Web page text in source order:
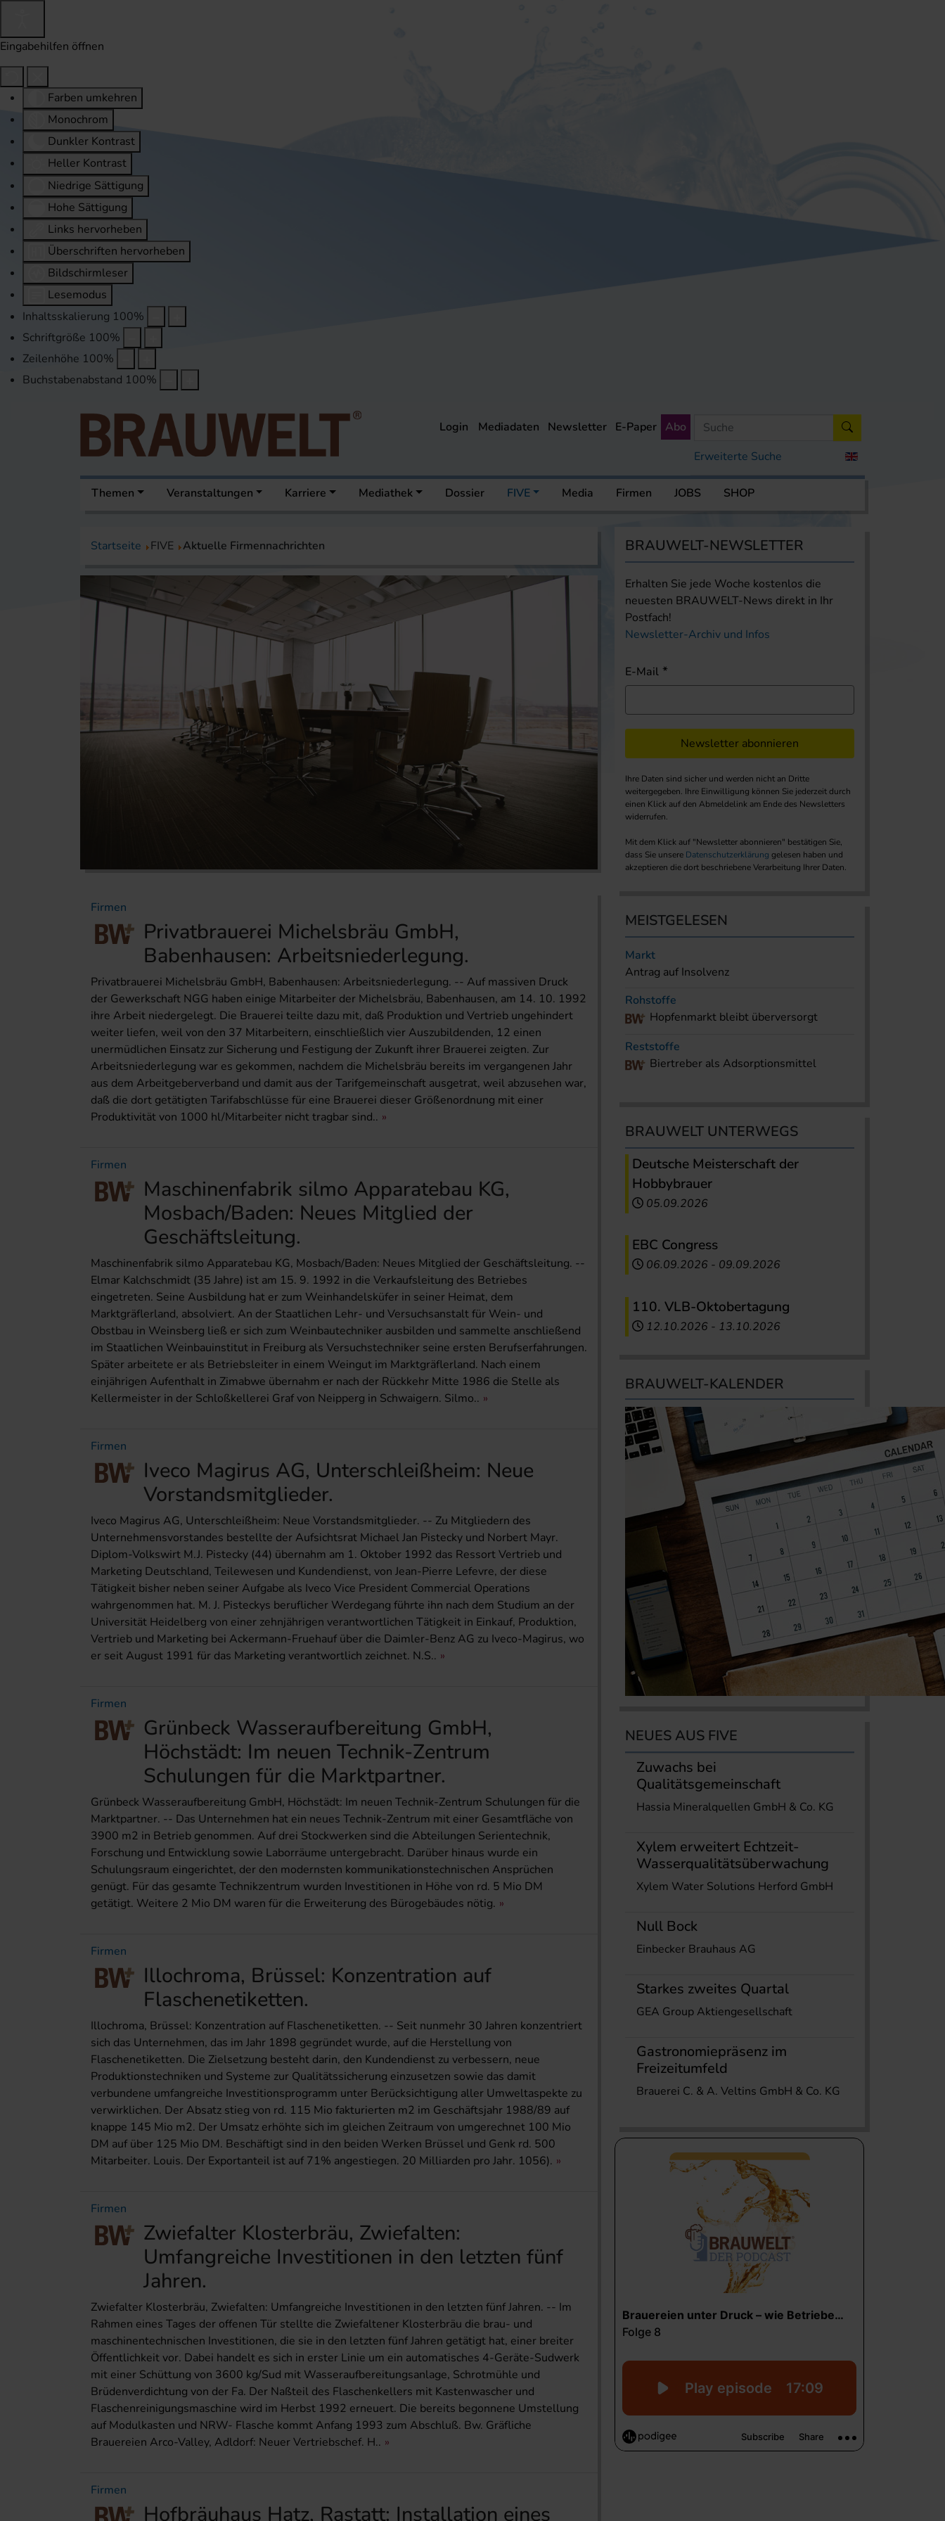
Eingabehilfen öffnen
Farben umkehren
Monochrom
Dunkler Kontrast
Heller Kontrast
Niedrige Sättigung
Hohe Sättigung
Links hervorheben
Überschriften hervorheben
Bildschirmleser
Lesemodus
Inhaltsskalierung 100%
Schriftgröße 100%
Zeilenhöhe 100%
Buchstabenabstand 100%
Erweiterte Suche
Login Mediadaten Newsletter E-Paper Abo
Themen Veranstaltungen Karriere Mediathek Dossier FIVE Media Firmen JOBS SHOP
Startseite FIVE Aktuelle Firmennachrichten
Firmen
Privatbrauerei Michelsbräu GmbH,
Babenhausen: Arbeitsniederlegung.
Privatbrauerei Michelsbräu GmbH, Babenhausen: Arbeitsniederlegung. -- Auf massiven Druck
der Gewerkschaft NGG haben einige Mitarbeiter der Michelsbräu, Babenhausen, am 14. 10. 1992
ihre Arbeit niedergelegt. Die Brauerei teilte dazu mit, daß Produktion und Vertrieb ungehindert
weiter liefen, weil von den 37 Mitarbeitern, einschließlich vier Auszubildenden, 12 einen
unermüdlichen Einsatz zur Sicherung und Festigung der Zukunft ihrer Brauerei zeigten. Zur
Arbeitsniederlegung war es gekommen, nachdem die Michelsbräu bereits im vergangenen Jahr
aus dem Arbeitgeberverband und damit aus der Tarifgemeinschaft ausgetrat, weil abzusehen war,
daß die dort getätigten Tarifabschlüsse für eine Brauerei dieser Größenordnung mit einer
Produktivität von 1000 hl/Mitarbeiter nicht tragbar sind..
Firmen
Maschinenfabrik silmo Apparatebau KG,
Mosbach/Baden: Neues Mitglied der
Geschäftsleitung.
Maschinenfabrik silmo Apparatebau KG, Mosbach/Baden: Neues Mitglied der Geschäftsleitung. --
Elmar Kalchschmidt (35 Jahre) ist am 15. 9. 1992 in die Verkaufsleitung des Betriebes
eingetreten. Seine Ausbildung hat er zum Weinhandelsküfer in seiner Heimat, dem
Marktgräflerland, absolviert. An der Staatlichen Lehr- und Versuchsanstalt für Wein- und
Obstbau in Weinsberg ließ er sich zum Weinbautechniker ausbilden und sammelte anschließend
im Staatlichen Weinbauinstitut in Freiburg als Versuchstechniker seine ersten Berufserfahrungen.
Später arbeitete er als Betriebsleiter in einem Weingut im Marktgräflerland. Nach einem
einjährigen Aufenthalt in Zimabwe übernahm er nach der Rückkehr Mitte 1986 die Stelle als
Kellermeister in der Schloßkellerei Graf von Neipperg in Schwaigern. Silmo..
Firmen
Iveco Magirus AG, Unterschleißheim: Neue
Vorstandsmitglieder.
Iveco Magirus AG, Unterschleißheim: Neue Vorstandsmitglieder. -- Zu Mitgliedern des
Unternehmensvorstandes bestellte der Aufsichtsrat Michael Jan Pistecky und Norbert Mayr.
Diplom-Volkswirt M.J. Pistecky (44) übernahm am 1. Oktober 1992 das Ressort Vertrieb und
Marketing Deutschland, Teilewesen und Kundendienst, von Jean-Pierre Lefevre, der diese
Tätigkeit bisher neben seiner Aufgabe als Iveco Vice President Commercial Operations
wahrgenommen hat. M. J. Pisteckys beruflicher Werdegang führte ihn nach dem Studium an der
Universität Heidelberg von einer zehnjährigen verantwortlichen Tätigkeit in Einkauf, Produktion,
Vertrieb und Marketing bei Ackermann-Fruehauf über die Daimler-Benz AG zu Iveco-Magirus, wo
er seit August 1991 für das Marketing verantwortlich zeichnet. N.S..
Firmen
Grünbeck Wasseraufbereitung GmbH,
Höchstädt: Im neuen Technik-Zentrum
Schulungen für die Marktpartner.
Grünbeck Wasseraufbereitung GmbH, Höchstädt: Im neuen Technik-Zentrum Schulungen für die
Marktpartner. -- Das Unternehmen hat ein neues Technik-Zentrum mit einer Gesamtfläche von
3900 m2 in Betrieb genommen. Auf drei Stockwerken sind die Abteilungen Serientechnik,
Forschung und Entwicklung sowie Laborräume untergebracht. Darüber hinaus wurde ein
Schulungsraum eingerichtet, der den modernsten kommunikationstechnischen Ansprüchen
genügt. Für das gesamte Technikzentrum wurden Investitionen in Höhe von rd. 5 Mio DM
getätigt. Weitere 2 Mio DM waren für die Erweiterung des Bürogebäudes nötig.
Firmen
Illochroma, Brüssel: Konzentration auf
Flaschenetiketten.
Illochroma, Brüssel: Konzentration auf Flaschenetiketten. -- Seit nunmehr 30 Jahren konzentriert
sich das Unternehmen, das im Jahr 1898 gegründet wurde, auf die Herstellung von
Flaschenetiketten. Die Zielsetzung besteht darin, den Kundendienst zu verbessern, neue
Produktionstechniken und Systeme zur Qualitätssicherung einzusetzen sowie das damit
verbundene umfangreiche Investitionsprogramm unter Berücksichtigung aller Umweltaspekte zu
verwirklichen. Der Absatz stieg von rd. 115 Mio fakturierten m2 im Geschäftsjahr 1988/89 auf
knappe 145 Mio m2. Der Umsatz erhöhte sich im gleichen Zeitraum von umgerechnet 100 Mio
DM auf über 125 Mio DM. Beschäftigt sind in den beiden Werken Brüssel und Genk rd. 500
Mitarbeiter. Louis. Der Exportanteil ist auf 71% angestiegen. 20 Milliarden pro Jahr. 1056).
Firmen
Zwiefalter Klosterbräu, Zwiefalten:
Umfangreiche Investitionen in den letzten fünf
Jahren.
Zwiefalter Klosterbräu, Zwiefalten: Umfangreiche Investitionen in den letzten fünf Jahren. -- Im
Rahmen eines Tages der offenen Tür stellte die Zwiefaltener Klosterbräu die brau- und
maschinentechnischen Investitionen, die sie in den letzten fünf Jahren getätigt hat, einer breiter
Öffentlichkeit vor. Dabei handelt es sich in erster Linie um ein automatisches 4-Geräte-Sudwerk
mit einer Schüttung von 3600 kg/Sud mit Wasseraufbereitungsanlage, Schrotmühle und
Brüdenverdichtung von der Fa. Der Naßteil des Flaschenkellers mit Kastenwascher und
Flaschenreinigungsmaschine wird im Herbst 1992 erneuert. Die bereits begonnene Umstellung
auf Modulkasten und NRW- Flasche kommt Anfang 1993 zum Abschluß. Bw. Gräfliche
Brauereien Arco-Valley, Adldorf: Neuer Vertriebschef. H..
Firmen
Hofbräuhaus Hatz, Rastatt: Installation eines
BRAUWELT-NEWSLETTER
Erhalten Sie jede Woche kostenlos die
neuesten BRAUWELT-News direkt in Ihr
Postfach!
Newsletter-Archiv und Infos
E-Mail
Newsletter abonnieren
Ihre Daten sind sicher und werden nicht an Dritte
weitergegeben. Ihre Einwilligung können Sie jederzeit durch
einen Klick auf den Abmeldelink am Ende des Newsletters
widerrufen.
Mit dem Klick auf "Newsletter abonnieren" bestätigen Sie,
dass Sie unsere Datenschutzerklärung gelesen haben und
akzeptieren die dort beschriebene Verarbeitung Ihrer Daten.
MEISTGELESEN
Markt
Antrag auf Insolvenz
Rohstoffe
Hopfenmarkt bleibt überversorgt
Reststoffe
Biertreber als Adsorptionsmittel
BRAUWELT UNTERWEGS
Deutsche Meisterschaft der
Hobbybrauer
05.09.2026
EBC Congress
06.09.2026 - 09.09.2026
110. VLB-Oktobertagung
12.10.2026 - 13.10.2026
BRAUWELT-KALENDER
NEUES AUS FIVE
Zuwachs bei
Qualitätsgemeinschaft
Hassia Mineralquellen GmbH & Co. KG
Xylem erweitert Echtzeit-
Wasserqualitätsüberwachung
Xylem Water Solutions Herford GmbH
Null Bock
Einbecker Brauhaus AG
Starkes zweites Quartal
GEA Group Aktiengesellschaft
Gastronomiepräsenz im
Freizeitumfeld
Brauerei C. & A. Veltins GmbH & Co. KG